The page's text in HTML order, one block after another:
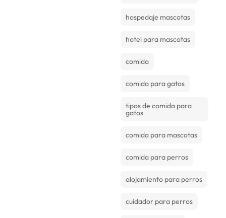
hospedaje mascotas
hotel para mascotas
comida
comida para gatos
tipos de comida para
gatos
comida para mascotas
comida para perros
alojamiento para perros
cuidador para perros